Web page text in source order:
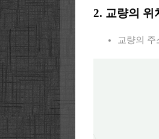
2. 교량의 위
교량의 주